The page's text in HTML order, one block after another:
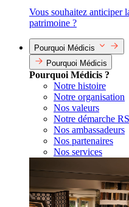
Vous souhaitez anticiper
patrimoine ?
Pourquoi Médicis
Pourquoi Médicis
Pourquoi Médicis ?
Notre histoire
Notre organisation
Nos valeurs
Notre démarche
Nos ambassadeurs
Nos partenaires
Nos services